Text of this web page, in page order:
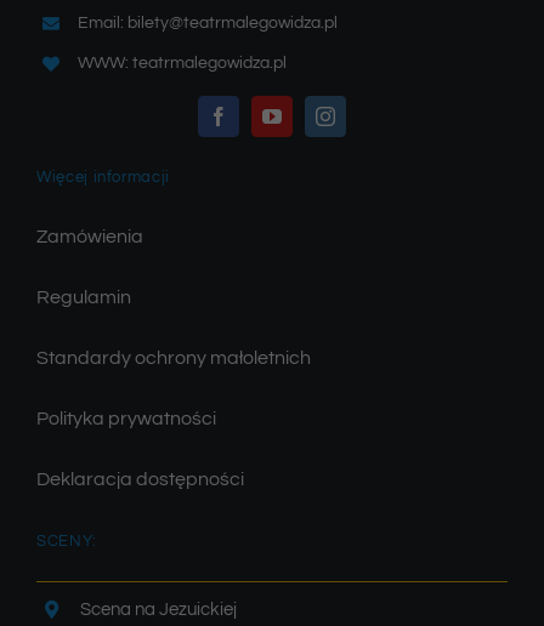
Email: bilety@teatrmalegowidza.pl
WWW: teatrmalegowidza.pl
Więcej informacji
Zamówienia
Regulamin
Standardy ochrony małoletnich
Polityka prywatności
Deklaracja dostępności
SCENY:
Scena na Jezuickiej